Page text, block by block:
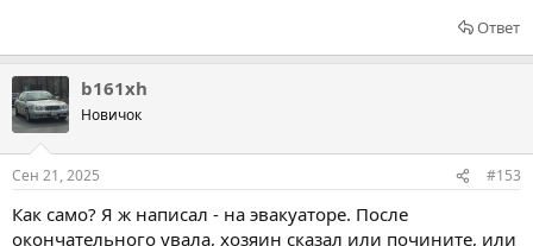
Ответ
b161xh
Новичок
Сен 21, 2025 #153
Как само? Я ж написал - на эвакуаторе. После
окончательного увала, хозяин сказал или почините, или